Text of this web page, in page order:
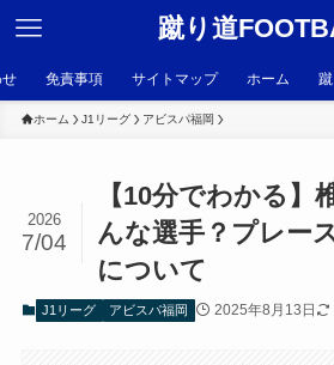
蹴り道
免責事項 サイトマップ ホーム
ホーム J1リーグ アビスパ福岡
【10分でわかる】
んな選手？プレー
について
2026
7/04
J1リーグ アビスパ福岡 2025年8月13日